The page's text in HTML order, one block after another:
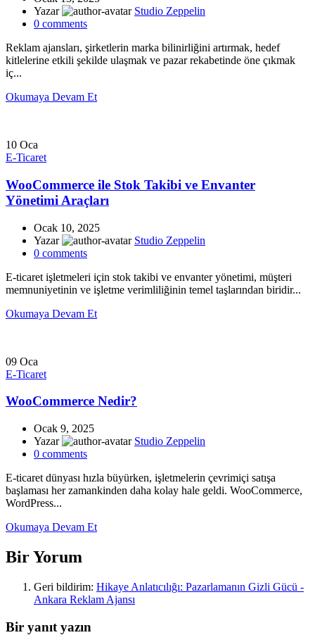
Yazar
Studio Zeppelin
0 comments
Reklam ajansları, şirketlerin marka bilinirliğini artırmak, hedef
kitlelerine etkili şekilde ulaşmak ve pazar rekabetinde öne çıkmak
iç...
Okumaya Devam Et
10 Oca
E-Ticaret
WooCommerce ile Stok Takibi ve Envanter
Yönetimi Araçları
Ocak 10, 2025
Yazar
Studio Zeppelin
0 comments
E-ticaret işletmeleri için stok takibi ve envanter yönetimi, müşteri
memnuniyetinin ve işletme verimliliğinin temel taşlarından biridir...
Okumaya Devam Et
09 Oca
E-Ticaret
WooCommerce Nedir?
Ocak 9, 2025
Yazar
Studio Zeppelin
0 comments
E-ticaret dünyası hızla büyürken, işletmelerin çevrimiçi satışa
başlaması her zamankinden daha kolay hale geldi. WooCommerce,
WordPress...
Okumaya Devam Et
Bir Yorum
Geri bildirim: Hikaye Anlatıcılığı: Pazarlamanın Gizli Gücü -
Ankara Reklam Ajansı
Bir yanıt yazın